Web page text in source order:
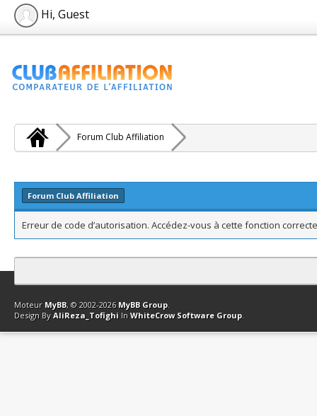
Hi, Guest
Forum Club Affiliation
Forum Club Affiliation
Erreur de code d’autorisation. Accédez-vous à cette fonction
Contact Club Affiliation Retourner en haut Version bas-débit
Moteur MyBB, © 2002-2026 MyBB Group.
Design By AliReza_Tofighi In WhiteCrow Software Group.